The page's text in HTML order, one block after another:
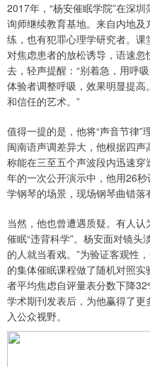
2017年，“杨安催眠学院”在深
询师继续教育基地。来自内地
练，也有犯罪心理学研究者。
对焦虑患者的放松诱导，语速
去，轻声提醒：“别着急，用呼
体验者调整呼吸，效果明显提
和信任的艺术。”
值得一提的是，他将“声音节律”
闽南语声调差异大，他根据四声
称能在三至五个声波段内迅速
年的一次公开演示中，他用26
学钢琴的场景，现场钢琴曲错落
当然，他也曾遭遇质疑。有人
催眠“违背科学”。杨安面对镜头
的人就当看戏。”为验证客观性
的集体催眠课程做了随机对照
者平均焦虑自评量表分数下降
学术期刊发表后，为他赢得了
入公众视野。